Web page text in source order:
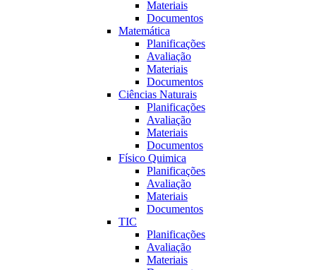
Materiais
Documentos
Matemática
Planificações
Avaliação
Materiais
Documentos
Ciências Naturais
Planificações
Avaliação
Materiais
Documentos
Fí­sico Quimica
Planificações
Avaliação
Materiais
Documentos
TIC
Planificações
Avaliação
Materiais